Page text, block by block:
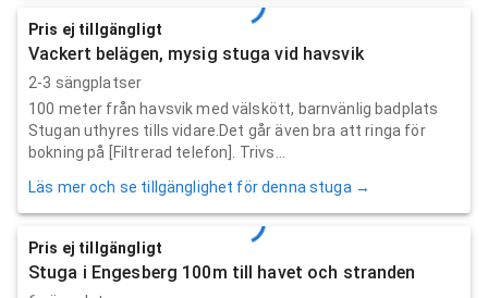
Pris ej tillgängligt
Vackert belägen, mysig stuga vid havsvik
2-3 sängplatser
100 meter från havsvik med välskött, barnvänlig badplats
Stugan uthyres tills vidare.Det går även bra att ringa för
bokning på [Filtrerad telefon]. Trivs...
Läs mer och se tillgänglighet för denna stuga →
Pris ej tillgängligt
Stuga i Engesberg 100m till havet och stranden